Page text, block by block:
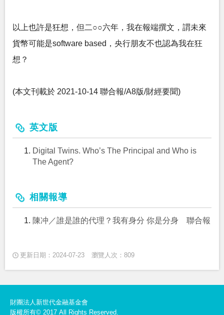
以上也許是狂想，但二○○六年，我在報端撰文，謂未來
貨幣可能是software based，央行朋友不也認為我在狂
想？
(本文刊載於 2021-10-14 聯合報/A8版/財經要聞)
英文版
Digital Twins. Who’s The Principal and Who is
The Agent?
相關報導
陳冲／誰是誰的代理？我有身分 你是分身 聯合報
更新日期：2024-07-23 瀏覽人次：809
財團法人新世代金融基金會
版權所有© 2017 All Rights Reserved.